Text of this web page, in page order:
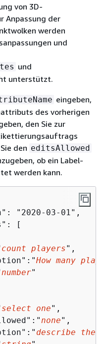
von 3D-
Anpassung der
werden
und
und
unterstützt.
eingeben,
des vorherigen
den Sie zur
den editsAllowed
ob ein Label-
werden kann.
"2020-03-01",
[
count players",
How many
number"
select one",
none",
describe the